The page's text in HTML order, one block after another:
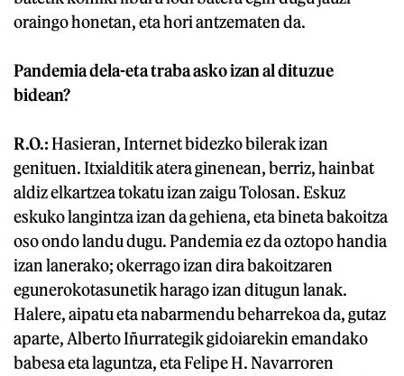
oraingo honetan, eta hori antzematen da.
Pandemia dela-eta traba asko izan al dituzue
bidean?
R.O.:Hasieran, Internet bidezko bilerak izan
genituen. Itxialditik atera ginenean, berriz, hainbat
aldiz elkartzea tokatu izan zaigu Tolosan. Eskuz
eskuko langintza izan da gehiena, eta bineta bakoitza
oso ondo landu dugu. Pandemia ez da oztopo handia
izan lanerako; okerrago izan dira bakoitzaren
egunerokotasunetik harago izan ditugun lanak.
Halere, aipatu eta nabarmendu beharrekoa da, gutaz
aparte, Alberto Iñurrategik gidoiarekin emandako
babesa eta laguntza, eta Felipe H. Navarroren